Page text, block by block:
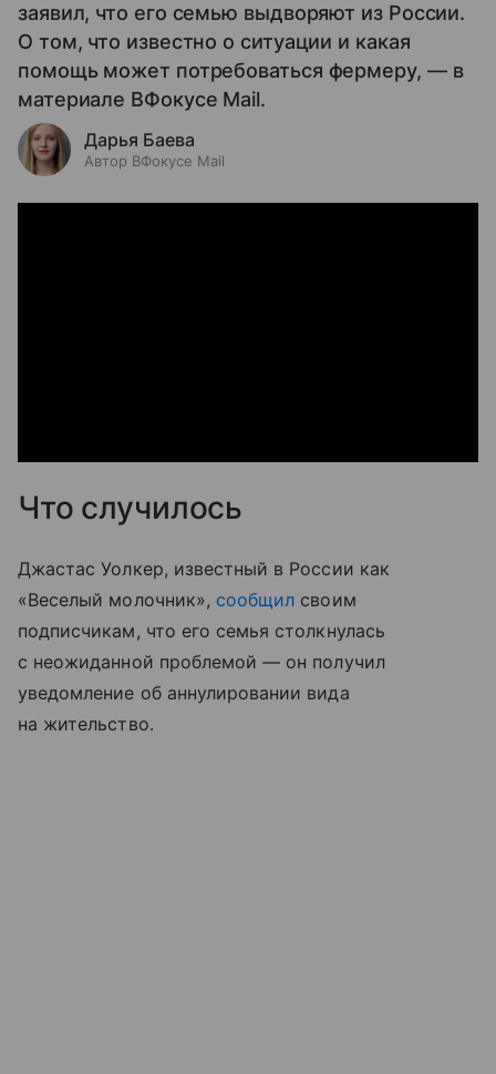
заявил, что его семью выдворяют из России.
О том, что известно о ситуации и какая
помощь может потребоваться фермеру, — в
материале ВФокусе Mail.
Дарья Баева
Автор ВФокусе Mail
Что случилось
Джастас Уолкер, известный в России как
«Веселый молочник», сообщил своим
подписчикам, что его семья столкнулась
с неожиданной проблемой — он получил
уведомление об аннулировании вида
на жительство.